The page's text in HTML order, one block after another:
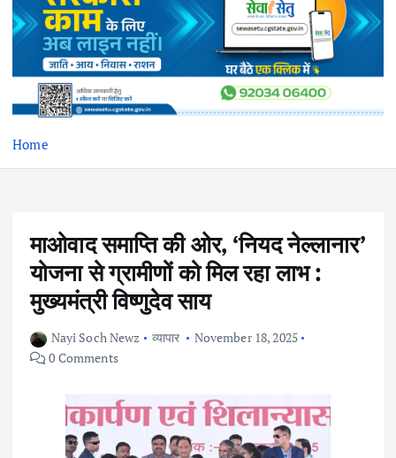
Home
माओवाद समाप्ति की ओर, ‘नियद नेल्लानार’
योजना से ग्रामीणों को मिल रहा लाभ :
मुख्यमंत्री विष्णुदेव साय
Nayi Soch Newz व्यापार
November 18, 2025
0 Comments